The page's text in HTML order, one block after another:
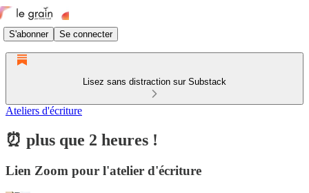
S'abonner Se connecter
Lisez sans distraction sur Substack
Ateliers d'écriture
⏰ plus que 2 heures !
Lien Zoom pour l'atelier d'écriture